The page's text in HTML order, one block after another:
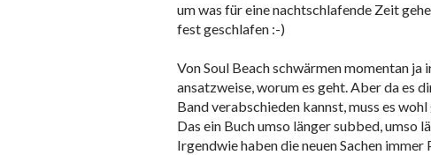
um was für eine nachtschlafende Zeit
fest geschlafen :-)
Von Soul Beach schwärmen momentan
ansatzweise, worum es geht. Aber da es
Band verabschieden kannst, muss es
Das ein Buch umso länger subbed, umso
Irgendwie haben die neuen Sachen